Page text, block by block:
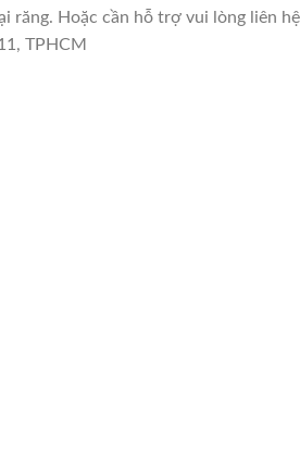
răng. Hoặc cần hỗ trợ vui lòng liên
TPHCM